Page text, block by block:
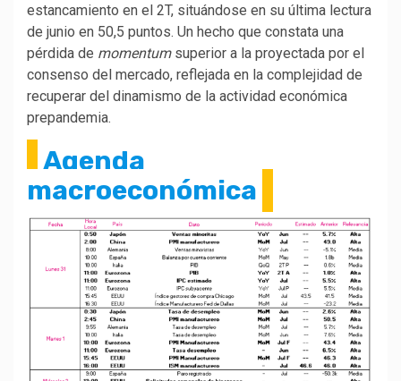
estancamiento en el 2T, situándose en su última lectura
de junio en 50,5 puntos. Un hecho que constata una
pérdida de momentumsuperior a la proyectada por el
consenso del mercado, reflejada en la complejidad de
recuperar del dinamismo de la actividad económica
prepandemia.
Agenda
macroeconómica